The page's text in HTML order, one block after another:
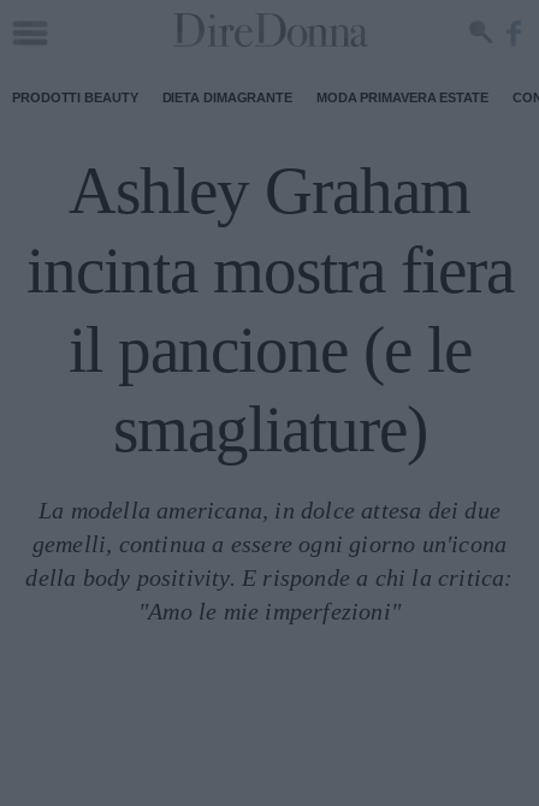
PRODOTTI BEAUTY DIETA DIMAGRANTE MODA PRIMAVERA ESTATE
Ashley Graham
incinta mostra fiera
il pancione (e le
smagliature)
La modella americana, in dolce attesa dei due
gemelli, continua a essere ogni giorno un'icona
della body positivity. E risponde a chi la critica:
"Amo le mie imperfezioni"